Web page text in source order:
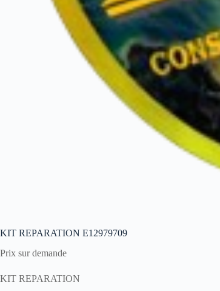
KIT REPARATION E12979709
Prix sur demande
KIT REPARATION